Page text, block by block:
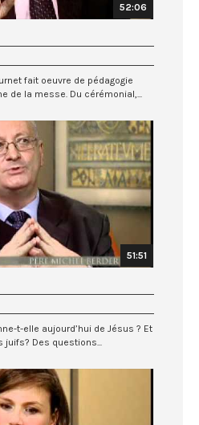
52:06
fait oeuvre de pédagogie
de la messe. Du cérémonial,...
51:51
t-elle aujourd’hui de Jésus ? Et
juifs? Des questions...